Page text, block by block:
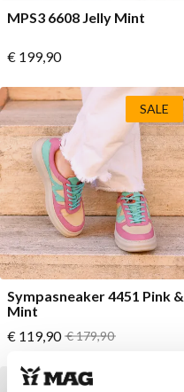
MPS3 6608 Jelly Mint
Vanaf
€ 199,90
Sympasneaker 4451 Pink &
Mint
Vanaf
€ 119,90 Normale prijs
€ 179,90
SALE